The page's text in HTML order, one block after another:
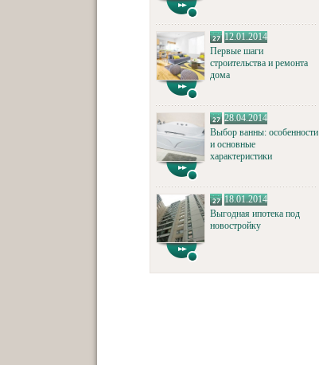
12.01.2014
Первые шаги
строительства и ремонта
дома
28.04.2014
Выбор ванны: особенности
и основные
характеристики
18.01.2014
Выгодная ипотека под
новостройку